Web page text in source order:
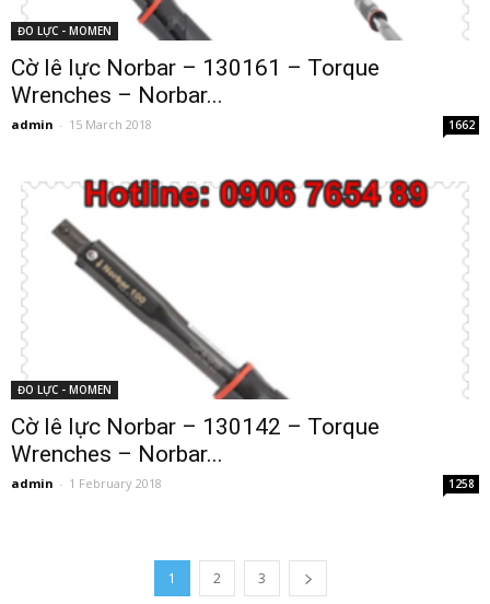
ĐO LỰC - MOMEN
Cờ lê lực Norbar – 130161 – Torque
Wrenches – Norbar...
admin - 15 March 2018 1662
ĐO LỰC - MOMEN
Cờ lê lực Norbar – 130142 – Torque
Wrenches – Norbar...
admin - 1 February 2018 1258
1 2 3